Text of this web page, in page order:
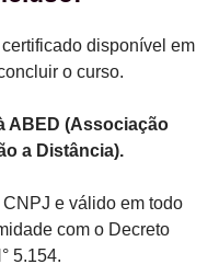
disponível em
o curso.
ABED (Associação
a Distância).
e válido em todo
com o Decreto
5.154.